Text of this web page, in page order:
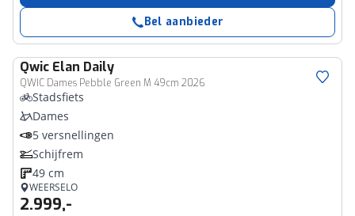
Bel aanbieder
Qwic Elan Daily
QWIC Dames Pebble Green M 49cm 2026
Stadsfiets
Dames
5 versnellingen
Schijfrem
49 cm
WEERSELO
2.999,-